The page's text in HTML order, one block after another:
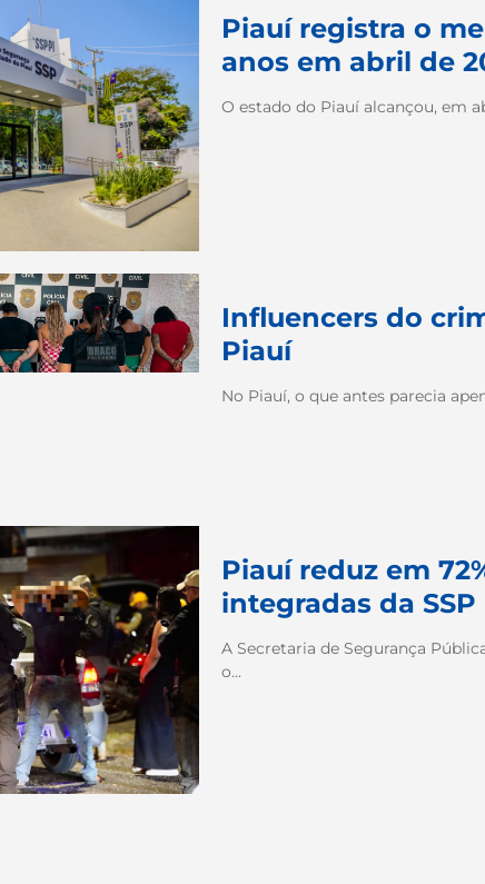
Piauí registra o
anos em abril de
O estado do Piauí alcançou, em
Influencers do
Piauí
No Piauí, o que antes parecia
Piauí reduz em
integradas da SSP
A Secretaria de Segurança
o...